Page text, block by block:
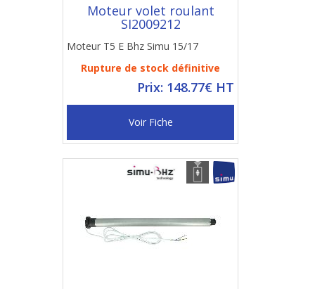
Moteur volet roulant
SI2009212
Moteur T5 E Bhz Simu 15/17
Rupture de stock définitive
Prix: 148.77€ HT
Voir Fiche